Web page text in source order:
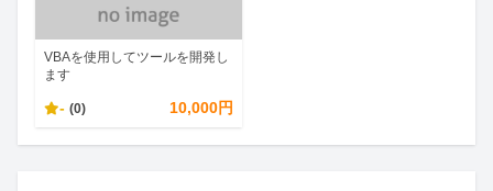
VBAを使用してツールを開発し
ます
- (0) 10,000円